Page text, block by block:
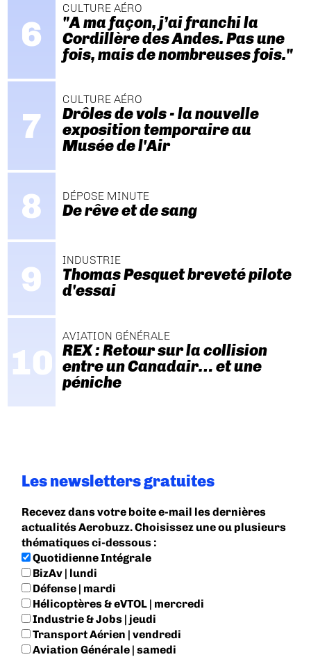
CULTURE AÉRO
"A ma façon, j’ai franchi la
Cordillère des Andes. Pas une
fois, mais de nombreuses fois."
CULTURE AÉRO
Drôles de vols - la nouvelle
exposition temporaire au
Musée de l'Air
DÉPOSE MINUTE
De rêve et de sang
INDUSTRIE
Thomas Pesquet breveté pilote
d'essai
AVIATION GÉNÉRALE
REX : Retour sur la collision
entre un Canadair… et une
péniche
Les newsletters gratuites
Recevez dans votre boite e-mail les dernières
actualités Aerobuzz. Choisissez une ou plusieurs
thématiques ci-dessous :
Quotidienne Intégrale
BizAv | lundi
Défense | mardi
Hélicoptères & eVTOL | mercredi
Industrie & Jobs | jeudi
Transport Aérien | vendredi
Aviation Générale | samedi